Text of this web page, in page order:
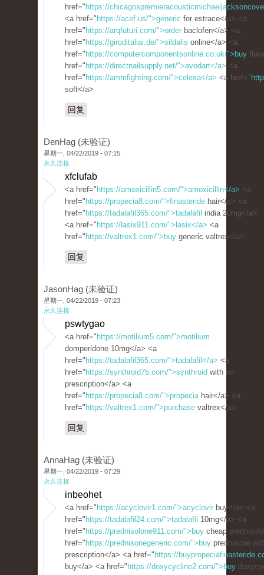
href=" https://
<a href=" https://acef.us/">generic for estrace</a> <a
href=" https://arqfuturi.com/">order baclofen</a> <a
href=" https://giroditaliai.de/">sildalis online</a> <a
href=" https://computercomponentsonline.co.uk/">buy
href=" https://directnailsupply.net/">avodart</a> <a
href=" https://ammfighting.com/">celexa</a> <a href="
soft</a>
回复
DenHag (未验证)
星期一, 04/22/2019 - 07:15
永久连接
xfclufab
<a href=" https://amoxicillin5.com/">amoxicillin</a> <a
href=" https://propecia8.com/">finasteride hair</a> <a
href=" https://tadalafil365.com/">tadalafil india 20mg</a>
<a href=" https://lasix911.com/">lasix</a> <a
href=" https://valtrex1.com/">buy generic valtrex</a>
回复
JasonHag (未验证)
星期一, 04/22/2019 - 07:23
永久连接
pswtygao
<a href=" https://motilium5.com/">motilium
domperidone 10mg</a> <a
href=" https://tadalafil365.com/">tadalafil</a> <a
href=" https://synthroid75.com/">synthroid with no
prescription</a> <a
href=" https://propecia8.com/">propeciahair</a> <a
href=" https://valtrex1.com/">purchase valtrex</a>
回复
AnnaHag (未验证)
星期一, 04/22/2019 - 07:29
永久连接
inbeohet
<a href=" https://acyclovir1.com/">acyclovir buy</a> <a
href=" https://tadalafil24.com/">tadalafil 10mg</a> <a
href=" https://prednisolone911.com/">buy cheap
href=" https://prednisonegeneric.com/">buy prednisone
prescription</a> <a href=" https://
buy</a> <a href=" https://doxycycline2.com/">buy